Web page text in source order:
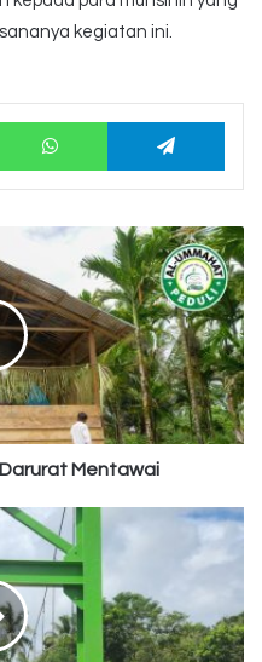
kegiatan ini.
WhatsApp
Mentawai